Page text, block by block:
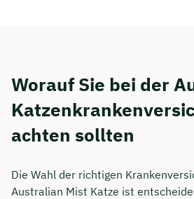
Worauf Sie bei der
achten sollten
Die Wahl der richtigen
Australian Mist Katze ist